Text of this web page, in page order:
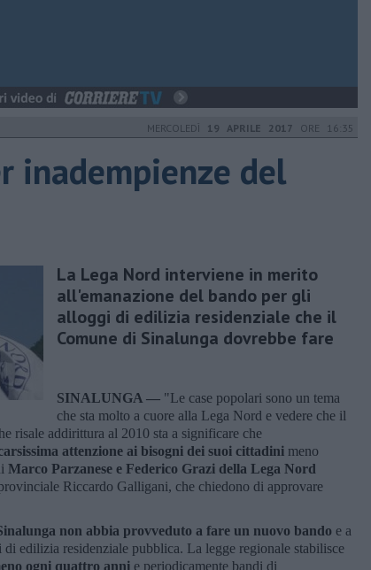
MERCOLEDÌ 19 APRILE 2017 ORE 16:35
inadempienze del
La Lega Nord interviene in merito
all'emanazione del bando per gli
alloggi di edilizia residenziale che il
Comune di Sinalunga dovrebbe fare
SINALUNGA — "Le case popolari sono un tema
che sta molto a cuore alla Lega Nord e vedere che il
risale addirittura al 2010 sta a significare che
attenzione ai bisogni dei suoi cittadini meno
Marco Parzanese e Federico Grazi della Lega Nord
Riccardo Galligani, che chiedono di approvare
non abbia provveduto a fare un nuovo bando e a
edilizia residenziale pubblica. La legge regionale stabilisce
ogni quattro anni e periodicamente bandi di